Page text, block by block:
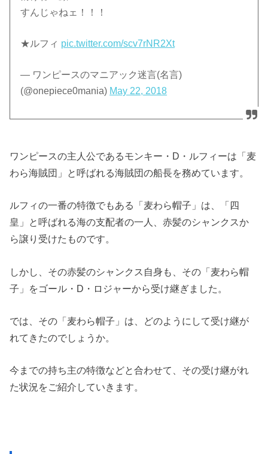
すんじゃねェ！！！
★ルフィ pic.twitter.com/scv7rNR2Xt
— ワンピースのマニアック迷言(名言)
(@onepiece0mania) May 22, 2018
ワンピースの主人公であるモンキー・D・ルフィーは「麦
わら海賊団」と呼ばれる海賊団の船長を務めています。
ルフィの一番の特徴でもある「麦わら帽子」は、「四
皇」と呼ばれる海の支配者の一人、赤髪のシャンクスか
ら譲り受けたものです。
しかし、その赤髪のシャンクス自身も、その「麦わら帽
子」をゴール・D・ロジャーから受け継ぎました。
では、その「麦わら帽子」は、どのようにして受け継が
れてきたのでしょうか。
今までの持ち主の特徴などと合わせて、その受け継がれ
た状況をご紹介していきます。